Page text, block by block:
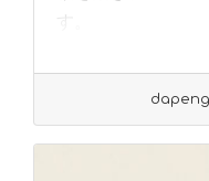
dapeng